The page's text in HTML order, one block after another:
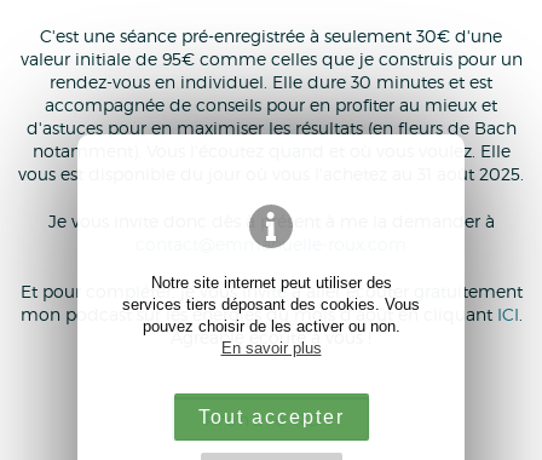
Notre site internet peut utiliser des
services tiers déposant des cookies. Vous
pouvez choisir de les activer ou non.
En savoir plus
Tout accepter
C'est une séance pré-enregistrée à seulement 30€ d'une
valeur initiale de 95€ comme celles que je construis pour un
rendez-vous en individuel. Elle dure 30 minutes et est
accompagnée de conseils pour en profiter au mieux et
d'astuces pour en maximiser les résultats (en fleurs de Bach
notamment). Vous l'écoutez quand et où vous voulez. Elle
vous est disponible du jour où vous l'achetez au 31 août 2025.
Je vous invite donc dès à présent à me la demander à
contact@emmanuelle-roux.com
Et pour compléter, je vous invite à aller écouter gratuitement
mon podcast sur les énergies du mois d'août en cliquant ICI
Agréable écoute à vous !
Prendre RDV